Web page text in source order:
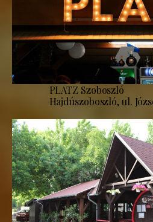
PLATZ Szoboszló
Hajdúszoboszló, ul.